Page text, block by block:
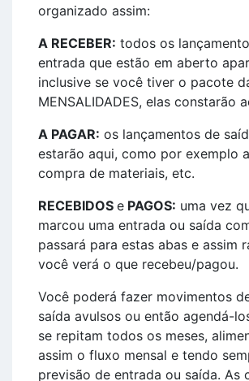
organizado assim:
A RECEBER: todos os
entrada que estão em aberto
inclusive se você tiver o pacote
MENSALIDADES, elas constarão
A PAGAR: os lançamentos de
estarão aqui, como por exemplo
compra de materiais, etc.
RECEBIDOS e PAGOS: uma vez
marcou uma entrada ou saída
passará para estas abas e assim
você verá o que recebeu/pagou.
Você poderá fazer movimentos
saída avulsos ou então agendá-
se repitam todos os meses,
assim o fluxo mensal e tendo
previsão de entrada ou saída. As